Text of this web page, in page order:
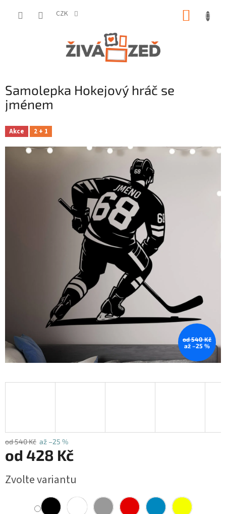
CZK
Samolepka Hokejový hráč se
jménem
Akce 2 + 1
od 540 Kč
až –25 %
od 540 Kč až –25 %
od 428 Kč
cena:
Zvolte variantu